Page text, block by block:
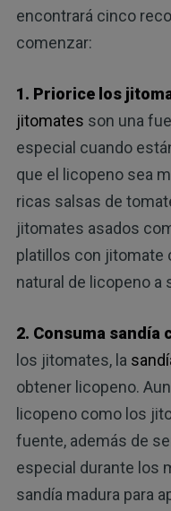
encontrará cinco
comenzar:
1. Priorice los
jitomates son una
especial cuando
que el licopeno sea
ricas salsas de
jitomates asados
platillos con jitomate
natural de licopeno a
2. Consuma sandía
los jitomates, la
obtener licopeno.
licopeno como los
fuente, además de
especial durante los
sandía madura para